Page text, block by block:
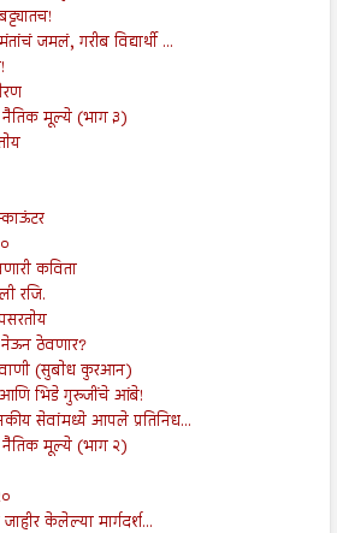
जमलं, गरीब विद्यार्थी ...
नैतिक मूल्ये (भाग ३)
कविता
रजि.
ठेवणार?
(सुबोध कुरआन)
आणि भिडे गुरुजींचे आंबे!
सेवांमध्ये आपले प्रतिनिध...
नैतिक मूल्ये (भाग २)
केलेल्या मार्गदर्श...